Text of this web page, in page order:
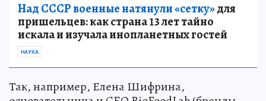
Над СССР военные натянули «сетку»для
пришельцев: как страна 13 лет тайно
искала и изучала инопланетных гостей
НАУКА
Так, например, Елена Шифрина,